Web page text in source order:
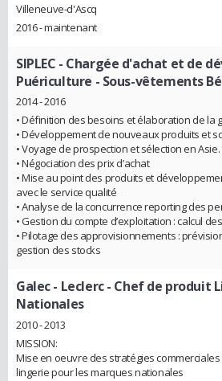
Villeneuve-d'Ascq
2016 - maintenant
SIPLEC - Chargée d'achat et de
Puériculture - Sous-vêtements
2014 - 2016
• Définition des besoins et élaboration de la
• Développement de nouveaux produits et
• Voyage de prospection et sélection en Asie.
• Négociation des prix d’achat
• Mise au point des produits et
avec le service qualité
• Analyse de la concurrence reporting des
• Gestion du compte d’exploitation : calcul
• Pilotage des approvisionnements :
gestion des stocks
Galec - Leclerc- Chef de produit
Nationales
2010 - 2013
MISSION:
Mise en oeuvre des stratégies
lingerie pour les marques nationales